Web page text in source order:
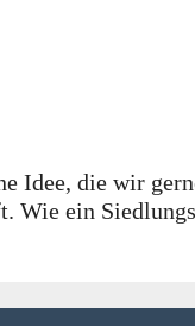
Idee, die wir
Wie ein